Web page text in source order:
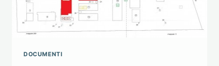
DOCUMENTI